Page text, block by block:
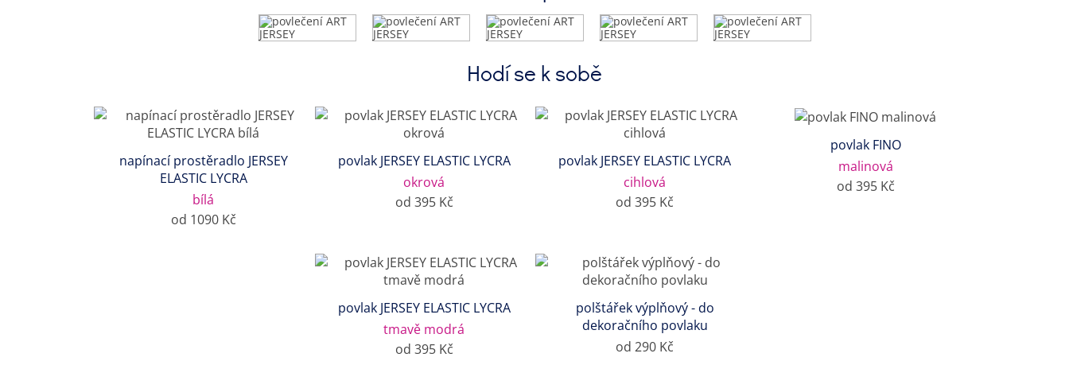
Hodí se k sobě
napínací prostěradlo JERSEY
ELASTIC LYCRA
bílá
od 1090 Kč
povlak JERSEY ELASTIC LYCRA
okrová
od 395 Kč
povlak JERSEY ELASTIC LYCRA
cihlová
od 395 Kč
povlak FINO
malinová
od 395 Kč
povlak JERSEY ELASTIC LYCRA
tmavě modrá
od 395 Kč
polštářek výplňový - do
dekoračního povlaku
od 290 Kč